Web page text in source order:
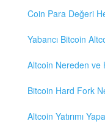
Coin Para Değeri
Yabancı Bitcoin
Altcoin Nereden ve
Bitcoin Hard Fork
Altcoin Yatırımı